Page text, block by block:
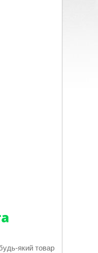
який товар